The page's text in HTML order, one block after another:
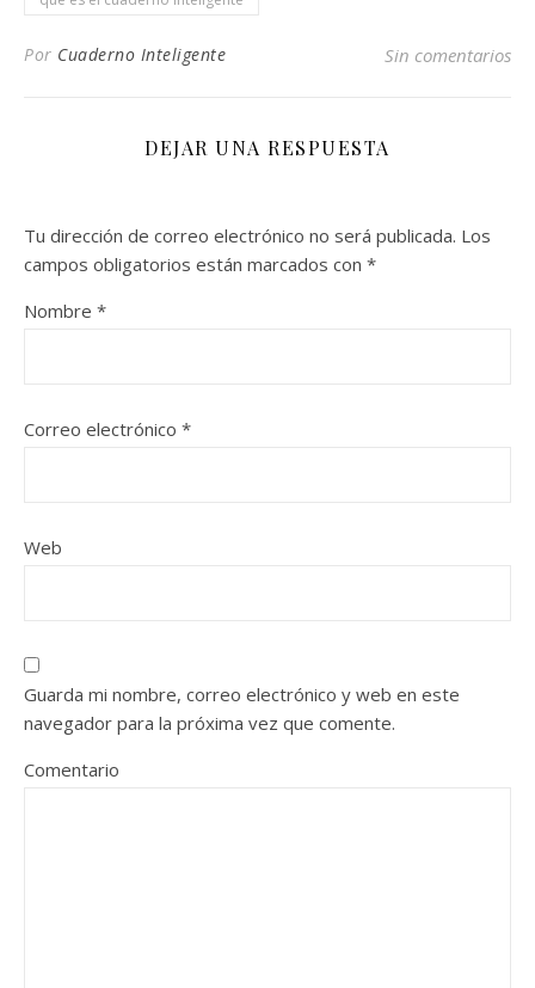
Por Cuaderno Inteligente Sin comentarios
DEJAR UNA RESPUESTA
Tu dirección de correo electrónico no será publicada. Los
campos obligatorios están marcados con *
Nombre *
Correo electrónico *
Web
Guarda mi nombre, correo electrónico y web en este
navegador para la próxima vez que comente.
Comentario